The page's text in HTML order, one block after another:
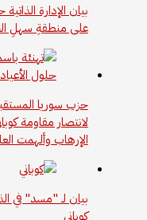
بيان الإدارة
على منطقةِ سهلِ
حزب سوريا
لانتصار مقاومة
الإرهاب وألهمت
بيان لـ "مسد" في
كوباني